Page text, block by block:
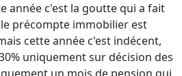
année c'est la goutte qui a fait
précompte immobilier est
cette année c'est indécent,
uniquement sur décision des